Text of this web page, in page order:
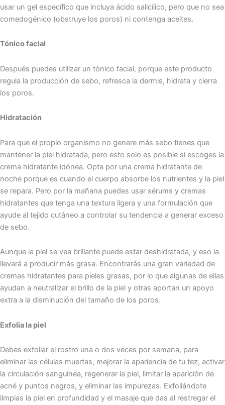
usar un gel específico que incluya ácido salicílico, pero que no sea
comedogénico (obstruye los poros) ni contenga aceites.
Tónico facial
Después puedes utilizar un tónico facial, porque este producto
regula la producción de sebo, refresca la dermis, hidrata y cierra
los poros.
Hidratación
Para que el propio organismo no genere más sebo tienes que
mantener la piel hidratada, pero esto solo es posible si escoges la
crema hidratante idónea. Opta por una crema hidratante de
noche porque es cuando el cuerpo absorbe los nutrientes y la piel
se repara. Pero por la mañana puedes usar sérums y cremas
hidratantes que tenga una textura ligera y una formulación que
ayude al tejido cutáneo a controlar su tendencia a generar exceso
de sebo.
Aunque la piel se vea brillante puede estar deshidratada, y eso la
llevará a producir más grasa. Encontrarás una gran variedad de
cremas hidratantes para pieles grasas, por lo que algunas de ellas
ayudan a neutralizar el brillo de la piel y otras aportan un apoyo
extra a la disminución del tamaño de los poros.
Exfolia la piel
Debes exfoliar el rostro una o dos veces por semana, para
eliminar las células muertas, mejorar la apariencia de tu tez, activar
la circulación sanguínea, regenerar la piel, limitar la aparición de
acné y puntos negros, y eliminar las impurezas. Exfoliándote
limpias la piel en profundidad y el masaje que das al restregar el